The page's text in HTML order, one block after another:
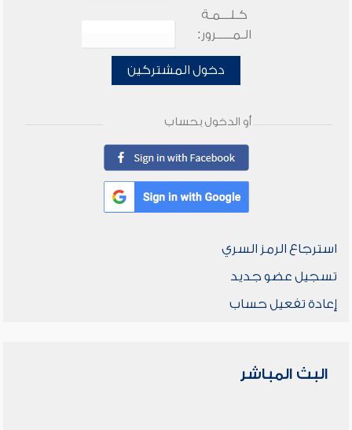
كـلـــمـة
الـمـــــرور:
دخول المشتركين
أو الدخول بحساب
استرجاع الرمز السري
تسجيل عضو جديد
إعادة تفعيل حساب
البث المباشر